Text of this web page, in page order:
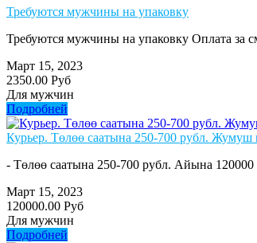
Требуются мужчины на упаковку
Требуются мужчины на упаковку Оплата за
Март 15, 2023
2350.00 Руб
Для мужчин
Подробней
Курьер. Төлөө саатына 250-700 рубл.
- Төлөө саатына 250-700 рубл. Айына
Март 15, 2023
120000.00 Руб
Для мужчин
Подробней